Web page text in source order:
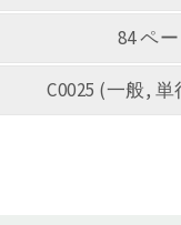
84 ペ
C0025 (一般,